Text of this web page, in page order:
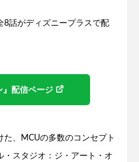
8話がディズニープラスで配
』配信ページ
、MCUの多数のコンセプト
・スタジオ：ジ・アート・オ